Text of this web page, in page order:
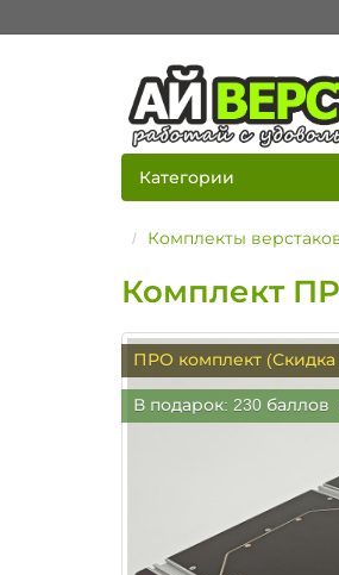
Категории
Комплекты
Комплект
ПРО комплект (Скидка
В подарок: 230 баллов